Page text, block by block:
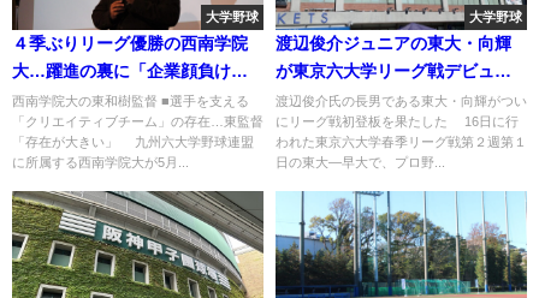
大学野球
４季ぶりリーグ優勝の西南学院
大…躍進の裏に「企業顔負けの
チーム運営」
西南学院大の東和樹監督 ■選手を支える
「クリエイティブチーム」の存在…東監督
「存在が大きい」 九州六大学野球連盟
に所属する西南学院大が5月...
大学野球
渡辺俊介ジュニアの東大・向輝
が東京六大学リーグ戦デビュ
ー！過去のプロ野球選手2世は？
渡辺俊介氏の長男である東大・向輝がつい
にリーグ戦初登板を果たした 16日に行
われた東京六大学春季リーグ戦第２週第１
日の東大―早大で、プロ野...